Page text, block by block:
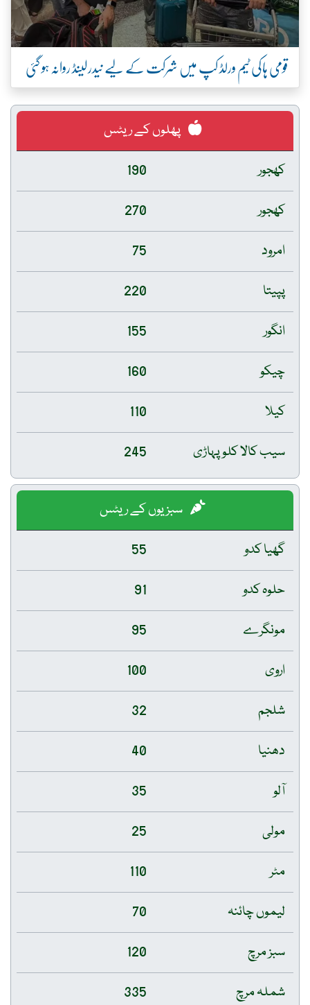
قومی ہاکی ٹیم ورلڈ کپ میں شرکت کے لیے نیدرلینڈ روانہ ہو گئی
پھلوں کے ریٹس
کھجور
190
کھجور
270
امرود
75
پپیتا
220
انگور
155
چیکو
160
کیلا
110
سیب کالا کلو پہاڑی
245
سبزیوں کے ریٹس
گھیا کدو
55
حلوہ کدو
91
مونگرے
95
اروی
100
شلجم
32
دھنیا
40
آلو
35
مولی
25
مٹر
110
لیموں چائنہ
70
سبز مرچ
120
شملہ مرچ
335